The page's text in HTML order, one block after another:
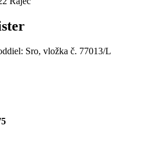
Sro, vložka č. 77013/L